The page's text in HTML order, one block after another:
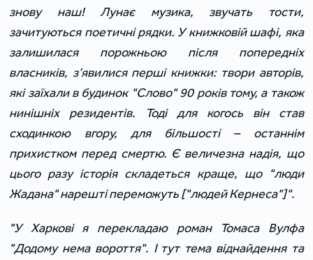
знову наш! Лунає музика, звучать тости,
зачитуються поетичні рядки. У книжковій шафі, яка
залишилася порожньою після попередніх
власників, з’явилися перші книжки: твори авторів,
які заїхали в будинок "Слово" 90 років тому, а також
нинішніх резидентів. Тоді для когось він став
сходинкою вгору, для більшості – останнім
прихистком перед смертю. Є величезна надія, що
цього разу історія складеться краще, що "люди
Жадана" нарешті переможуть ["людей Кернеса"]".
"У Харкові я перекладаю роман Томаса Вулфа
"Додому нема вороття". І тут тема віднайдення та